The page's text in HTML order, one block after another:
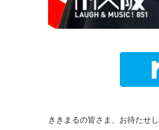
ききまるの皆さま、お待たせし